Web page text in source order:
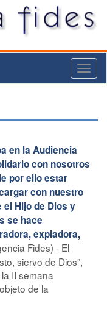
en la Audiencia
con nosotros
por ello estar
con nuestro
el Hijo de Dios y
se hace
expiadora,
Fides) - El
siervo de Dios",
II semana
de la